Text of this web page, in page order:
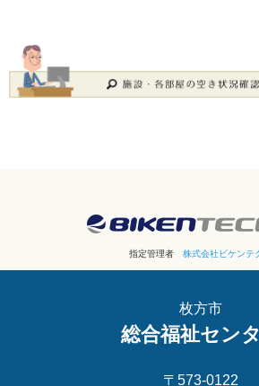
指定管理者 株式会社ビケンテ
枚方市
総合福祉セン
〒573-0122